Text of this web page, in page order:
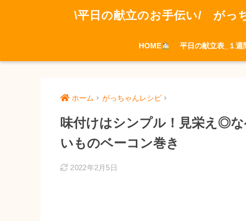
\平日の献立のお手伝い/ がっ
HOME 平日の献立表_１週
ホーム がっちゃんレシピ
味付けはシンプル！見栄え◎
いものベーコン巻き
2022年2月5日